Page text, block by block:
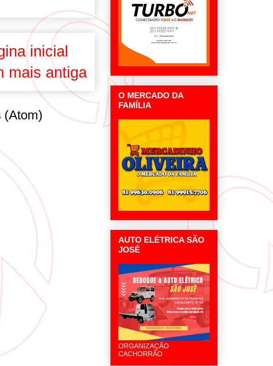
mais antiga
inicial
(Atom)
O MERCADO DA
FAMÍLIA
AUTO ELÉTRICA SÃO
JOSÉ
ORGANIZAÇÃO
CACHORRÃO